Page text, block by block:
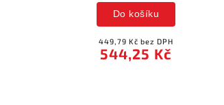
449,79 Kč bez DPH
544,25 Kč
Do košíku